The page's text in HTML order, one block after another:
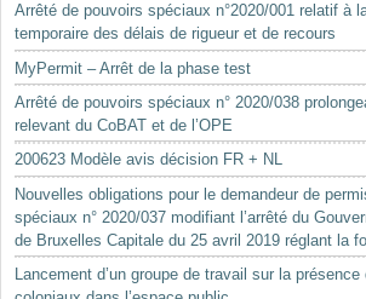
Arrêté de pouvoirs spéciaux n°2020/001 relatif à
temporaire des délais de rigueur et de recours
MyPermit – Arrêt de la phase test
Arrêté de pouvoirs spéciaux n° 2020/038
relevant du CoBAT et de l’OPE
200623 Modèle avis décision FR + NL
Nouvelles obligations pour le demandeur de
spéciaux n° 2020/037 modifiant l’arrêté du
de Bruxelles Capitale du 25 avril 2019 réglant la
Lancement d’un groupe de travail sur la